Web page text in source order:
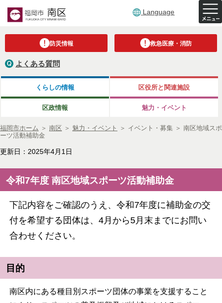
Language
防災情報 救急医療・消防
よくある質問
くらしの情報 区役所と関連施設
区政情報 魅力・イベント
福岡市ホーム ＞ 南区 ＞ 魅力・イベント ＞ イベント・募集 ＞ 南区地域スポ
ーツ活動補助金
更新日：2025年4月1日
令和7年度 南区地域スポーツ活動補助金
下記内容をご確認のうえ、令和7年度に補助金の交
付を希望する団体は、4月から5月末までにお問い
合わせください。
目的
南区内にある種目別スポーツ団体の事業を支援すること